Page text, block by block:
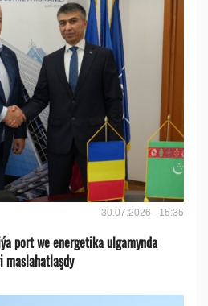
30.07.2026 - 15:35
port we energetika ulgamynda
maslahatlaşdy